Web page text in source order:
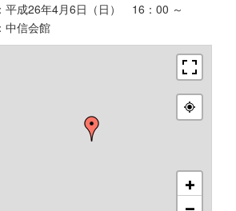
平成26年4月6日（日） 16：00 ～
中信会館
+